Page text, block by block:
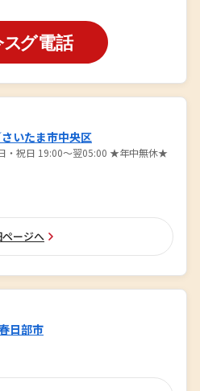
いたま市中央区
・祝日 19:00～翌05:00 ★年中無休★
ージへ
日部市